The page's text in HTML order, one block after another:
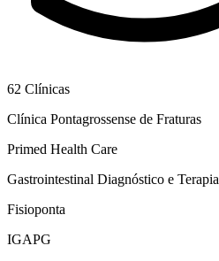
62 Clínicas
Clínica Pontagrossense de Fraturas
Primed Health Care
Gastrointestinal Diagnóstico e Terapia
Fisioponta
IGAPG